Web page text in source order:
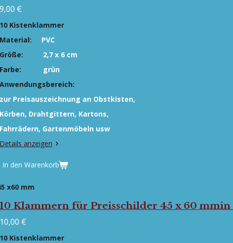
9,00 €
10 Kistenklammer
Material:
PVC
Größe: 2,7 x 6 cm
Farbe:
grün
Anwendungsbereich:
zur Preisauszeichnung an Obstkisten,
Körben, Drahtgittern, Kartons,
Fahrrädern, Gartenmöbeln usw
Details anzeigen
In den Warenkorb
x60 mm
10 Klammern für Preisschilder 45 x 60 mmin
10,00 €
10 Kistenklammer